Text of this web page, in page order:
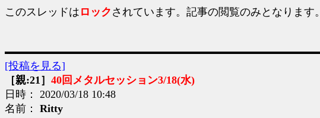
このスレッドは ロック されています。記事の閲覧のみとなります。
[投稿を見る]
［親:21］ 40回メタルセッション3/18(水)
日時： 2020/03/18 10:48
名前： Ritty